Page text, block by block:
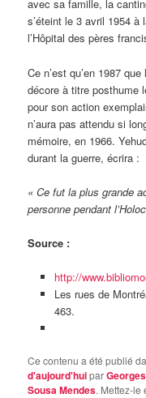
avec sa famille, la
s’éteint le 3 avril 1954 à
l’Hôpital des pères
Ce n’est qu’en 1987
décore à titre posthume
pour son action
n’aura pas attendu si
mémoire, en 1966.
durant la guerre, écrira :
« Ce fut la plus grande
personne pendant
Source :
http://
Les rues de
463.
Ce contenu a été publié
d'aujourd'huipar
Sousa Mendes. Mettez-